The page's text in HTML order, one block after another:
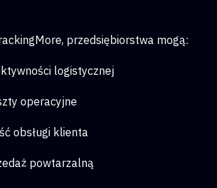
przedsiębiorstwa mogą:
logistycznej
operacyjne
obsługi klienta
powtarzalną